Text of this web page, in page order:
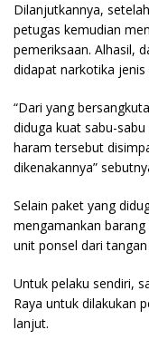
Dilanjutkannya,
petugas kemudian
pemeriksaan. Alhasil,
didapat narkotika jenis
“Dari yang
diduga kuat sabu-
haram tersebut
dikenakannya”
Selain paket yang
mengamankan
unit ponsel dari tangan
Untuk pelaku sendiri,
Raya untuk dilakukan
lanjut.